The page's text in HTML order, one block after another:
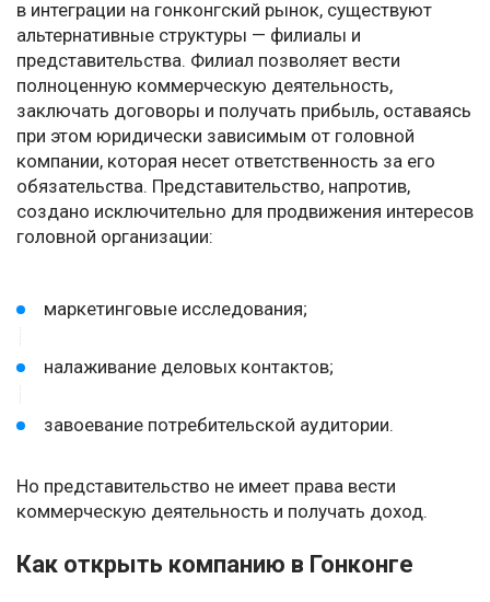
в интеграции на гонконгский рынок, существуют
альтернативные структуры — филиалы и
представительства. Филиал позволяет вести
полноценную коммерческую деятельность,
заключать договоры и получать прибыль, оставаясь
при этом юридически зависимым от головной
компании, которая несет ответственность за его
обязательства. Представительство, напротив,
создано исключительно для продвижения интересов
головной организации:
маркетинговые исследования;
налаживание деловых контактов;
завоевание потребительской аудитории.
Но представительство не имеет права вести
коммерческую деятельность и получать доход.
Как открыть компанию в Гонконге